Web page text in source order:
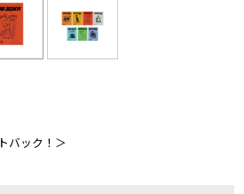
バック！＞